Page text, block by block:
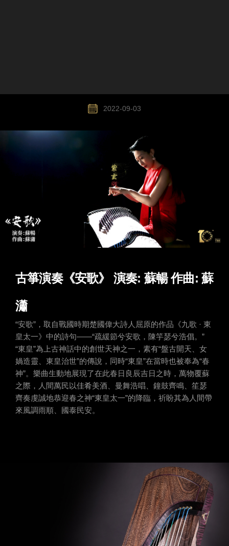
2022-09-03
古箏演奏《安歌》 演奏: 蘇暢 作曲: 蘇
瀟
“安歌”，取自戰國時期楚國偉大詩人屈原的作品《九歌 · 東
皇太一》中的詩句——“疏緩節兮安歌，陳竽瑟兮浩倡。”
“東皇”為上古神話中的創世天神之一，素有“盤古開天、女
媧造靈、東皇治世”的傳說，同時“東皇”在當時也被奉為“春
神”。樂曲生動地展現了在此春日良辰吉日之時，萬物覆蘇
之際，人間萬民以佳肴美酒、曼舞浩唱、鐘鼓齊鳴、笙瑟
齊奏虔誠地恭迎春之神“東皇太一”的降臨，祈盼其為人間帶
來風調雨順、國泰民安。